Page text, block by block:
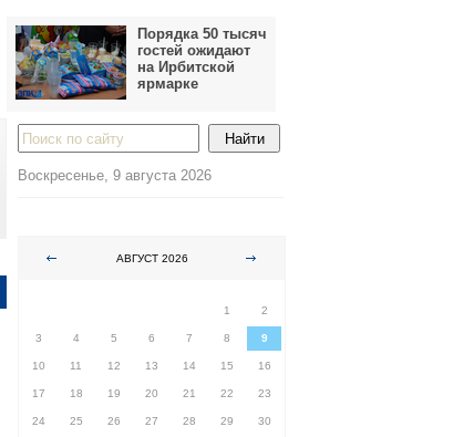
Порядка 50 тысяч
гостей ожидают
на Ирбитской
ярмарке
Воскресенье, 9 августа 2026
АВГУСТ 2026
1
2
3 4 5 6 7 8 9
10 11 12 13 14 15 16
17 18 19 20 21 22 23
24 25 26 27 28 29 30